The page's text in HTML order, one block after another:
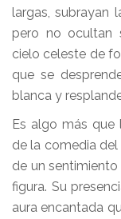
largas, subrayan
pero no ocultan
cielo celeste de
que se
blanca y
Es algo más que
de la comedia del
de un
figura. Su
aura encantada